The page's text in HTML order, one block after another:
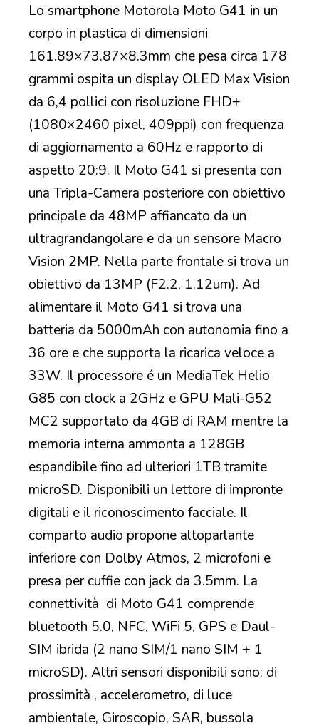
Lo smartphone Motorola Moto G41 in un
corpo in plastica di dimensioni
161.89×73.87×8.3mm che pesa circa 178
grammi ospita un display OLED Max Vision
da 6,4 pollici con risoluzione FHD+
(1080×2460 pixel, 409ppi) con frequenza
di aggiornamento a 60Hz e rapporto di
aspetto 20:9. Il Moto G41 si presenta con
una Tripla-Camera posteriore con obiettivo
principale da 48MP affiancato da un
ultragrandangolare e da un sensore Macro
Vision 2MP. Nella parte frontale si trova un
obiettivo da 13MP (F2.2, 1.12um). Ad
alimentare il Moto G41 si trova una
batteria da 5000mAh con autonomia fino a
36 ore e che supporta la ricarica veloce a
33W. Il processore é un MediaTek Helio
G85 con clock a 2GHz e GPU Mali-G52
MC2 supportato da 4GB di RAM mentre la
memoria interna ammonta a 128GB
espandibile fino ad ulteriori 1TB tramite
microSD. Disponibili un lettore di impronte
digitali e il riconoscimento facciale. Il
comparto audio propone altoparlante
inferiore con Dolby Atmos, 2 microfoni e
presa per cuffie con jack da 3.5mm. La
connettività di Moto G41 comprende
bluetooth 5.0, NFC, WiFi 5, GPS e Daul-
SIM ibrida (2 nano SIM/1 nano SIM + 1
microSD). Altri sensori disponibili sono: di
prossimità , accelerometro, di luce
ambientale, Giroscopio, SAR, bussola